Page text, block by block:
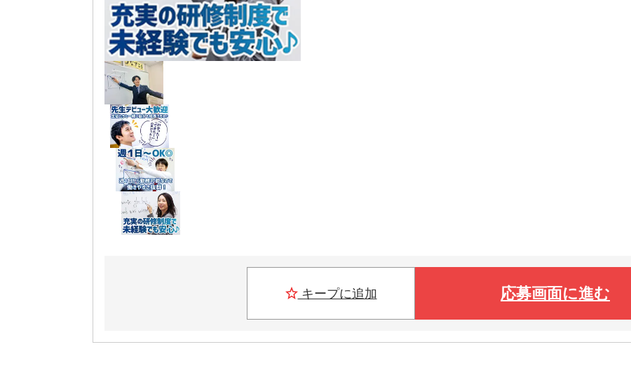
キープに追加 応募画面に進む